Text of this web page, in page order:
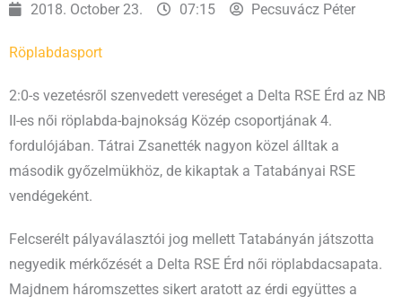
2018. October 23. 07:15 Pecsuvácz Péter
Röplabdasport
2:0-s vezetésről szenvedett vereséget a Delta RSE Érd az NB
II-es női röplabda-bajnokság Közép csoportjának 4.
fordulójában. Tátrai Zsanették nagyon közel álltak a
második győzelmükhöz, de kikaptak a Tatabányai RSE
vendégeként.
Felcserélt pályaválasztói jog mellett Tatabányán játszotta
negyedik mérkőzését a Delta RSE Érd női röplabdacsapata.
Majdnem háromszettes sikert aratott az érdi együttes a